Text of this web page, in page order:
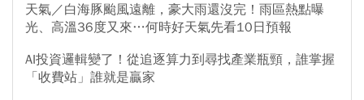
天氣／白海豚颱風遠離，豪大雨還沒完！雨區熱點曝
光、高溫36度又來…何時好天氣先看10日預報
AI投資邏輯變了！從追逐算力到尋找產業瓶頸，誰掌握
「收費站」誰就是贏家